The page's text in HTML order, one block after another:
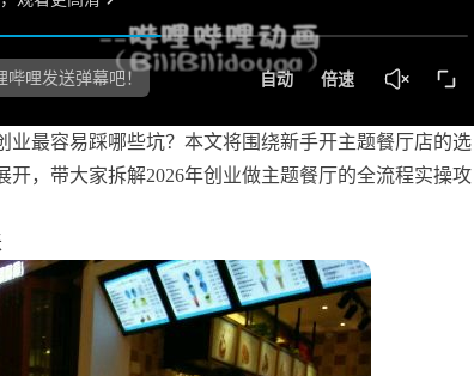
业最容易踩哪些坑？本文将围绕新手开主题餐厅店的选
，带大家拆解2026年创业做主题餐厅的全流程实操攻